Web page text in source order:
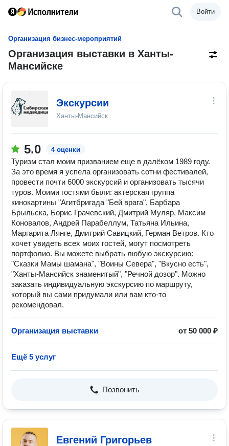
Войти
Организация бизнес-мероприятий
Организация выставки в Ханты-
Мансийске
Экскурсии
Ханты-Мансийск
5.0 4 оценки
Туризм стал моим призванием еще в далёком 1989 году.
За это время я успела организовать сотни фестивалей,
провести почти 6000 экскурсий и организовать тысячи
туров. Моими гостями были: актерская группа
кинокартины "Агитбригада "Бей врага", Барбара
Брыльска, Борис Грачевский, Дмитрий Муляр, Максим
Коновалов, Андрей Парабеллум, Татьяна Ильина,
Маргарита Лянге, Дмитрий Савицкий, Герман Ветров. Кто
хочет увидеть всех моих гостей, могут посмотреть
портфолио. Вы можете выбрать любую экскурсию:
"Сказки Мамы шамана", "Воины Севера", "Вкусно есть",
"Ханты-Мансийск знаменитый", "Речной дозор". Можно
заказать индивидуальную экскурсию по маршруту,
который вы сами придумали или вам кто-то
рекомендовал.
Организация выставки от 50 000 ₽
Ещё 5 услуг
Позвонить
Евгений Григорьев